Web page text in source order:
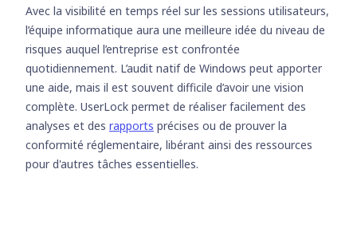
Avec la visibilité en temps réel sur les sessions utilisateurs,
l’équipe informatique aura une meilleure idée du niveau de
risques auquel l’entreprise est confrontée
quotidiennement. L’audit natif de Windows peut apporter
une aide, mais il est souvent difficile d’avoir une vision
complète. UserLock permet de réaliser facilement des
analyses et des rapports précises ou de prouver la
conformité réglementaire, libérant ainsi des ressources
pour d'autres tâches essentielles.